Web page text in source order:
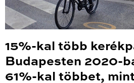
15%-kal több
Budapesten 2020-
61%-kal többet,